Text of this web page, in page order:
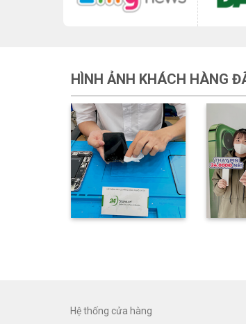
HÌNH ẢNH KHÁCH HÀNG
Hệ thống cửa hàng